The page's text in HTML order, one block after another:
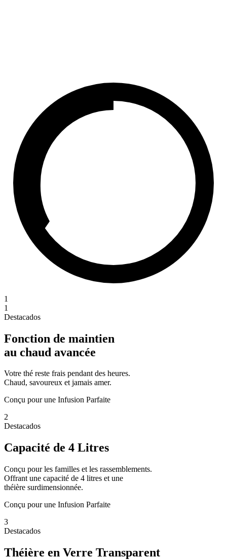
1
1
Destacados
Fonction de maintien
au chaud avancée
Votre thé reste frais pendant des heures.
Chaud, savoureux et jamais amer.
Conçu pour une Infusion Parfaite
2
Destacados
Capacité de 4 Litres
Conçu pour les familles et les rassemblements.
Offrant une capacité de 4 litres et une
théière surdimensionnée.
Conçu pour une Infusion Parfaite
3
Destacados
Théière en Verre Transparent